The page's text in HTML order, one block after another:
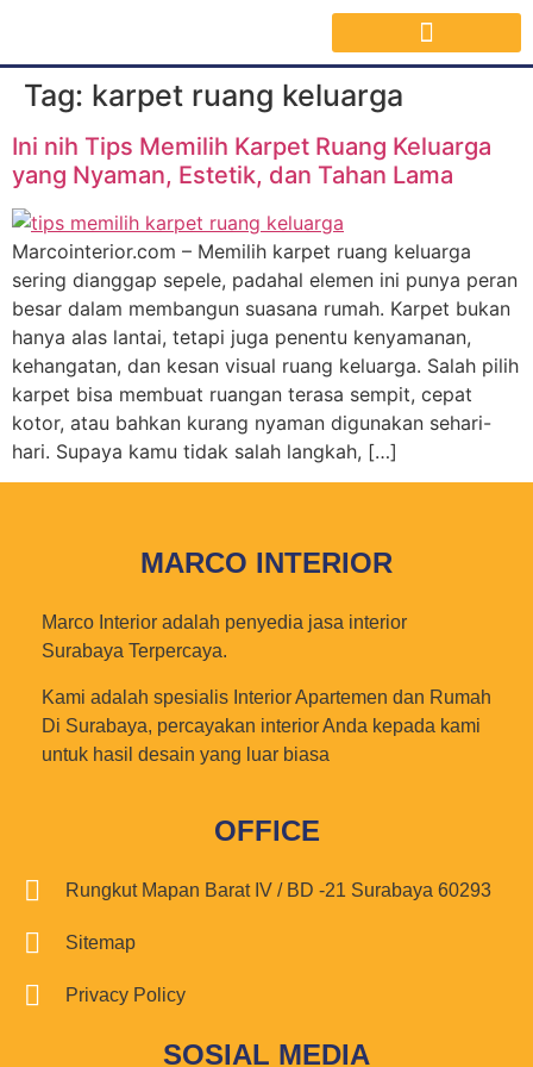
Tag: karpet ruang keluarga
Ini nih Tips Memilih Karpet Ruang Keluarga
yang Nyaman, Estetik, dan Tahan Lama
Marcointerior.com – Memilih karpet ruang keluarga
sering dianggap sepele, padahal elemen ini punya peran
besar dalam membangun suasana rumah. Karpet bukan
hanya alas lantai, tetapi juga penentu kenyamanan,
kehangatan, dan kesan visual ruang keluarga. Salah pilih
karpet bisa membuat ruangan terasa sempit, cepat
kotor, atau bahkan kurang nyaman digunakan sehari-
hari. Supaya kamu tidak salah langkah, […]
MARCO INTERIOR
Marco Interior adalah penyedia jasa interior
Surabaya Terpercaya.
Kami adalah spesialis Interior Apartemen dan Rumah
Di Surabaya, percayakan interior Anda kepada kami
untuk hasil desain yang luar biasa
OFFICE
Rungkut Mapan Barat IV / BD -21 Surabaya 60293
Sitemap
Privacy Policy
SOSIAL MEDIA